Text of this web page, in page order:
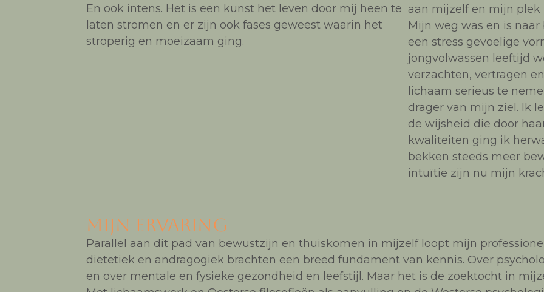
En ook intens. Het is een kunst het leven door mij heen te
laten stromen en er zijn ook fases geweest waarin het
stroperig en moeizaam ging.
aan mijzelf en mijn plek
Mijn weg was en is
een stress gevoelige
jongvolwassen leeftijd
verzachten, vertragen
lichaam serieus te
drager van mijn ziel. Ik
de wijsheid die door
kwaliteiten ging ik
bekken steeds meer
intuïtie zijn nu mijn
Mijn ervaring
Parallel aan dit pad van bewustzijn en thuiskomen in mijzelf loopt mijn
diëtetiek en andragogiek brachten een breed fundament van kennis. Over
en over mentale en fysieke gezondheid en leefstijl. Maar het is de zoektocht in